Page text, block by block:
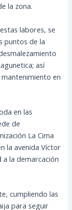
la zona.
labores, se
puntos de la
así
en
en las
de
La Cima
la avenida Víctor
la demarcación
cumpliendo las
para seguir